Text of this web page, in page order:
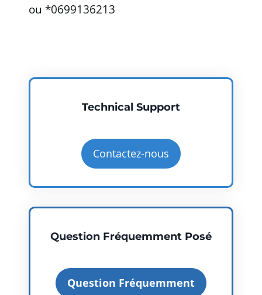
ou *0699136213
Technical Support
Contactez-nous
Question Fréquemment Posé
Question Fréquemment